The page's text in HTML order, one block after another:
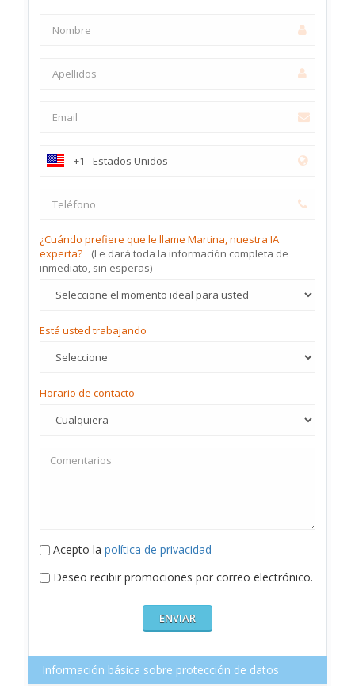
¿Cuándo prefiere que le llame Martina, nuestra IA
experta?
(Le dará toda la información completa de
inmediato, sin esperas)
Está usted trabajando
Horario de contacto
Acepto la política de privacidad
Deseo recibir promociones por correo electrónico.
Información básica sobre protección de datos